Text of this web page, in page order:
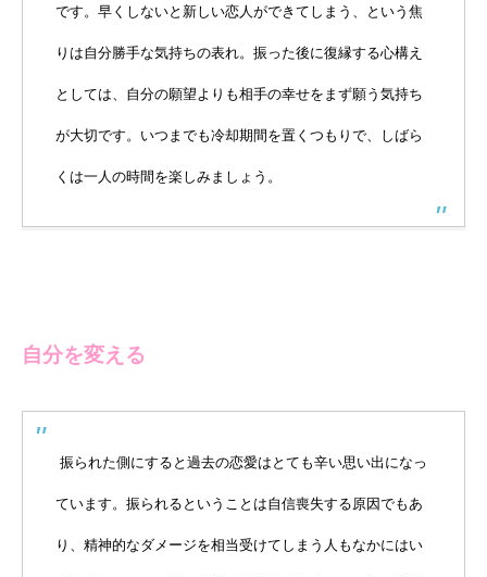
です。早くしないと新しい恋人ができてしまう、という焦
りは自分勝手な気持ちの表れ。振った後に復縁する心構え
としては、自分の願望よりも相手の幸せをまず願う気持ち
が大切です。いつまでも冷却期間を置くつもりで、しばら
くは一人の時間を楽しみましょう。
自分を変える
振られた側にすると過去の恋愛はとても辛い思い出になっ
ています。振られるということは自信喪失する原因でもあ
り、精神的なダメージを相当受けてしまう人もなかにはい